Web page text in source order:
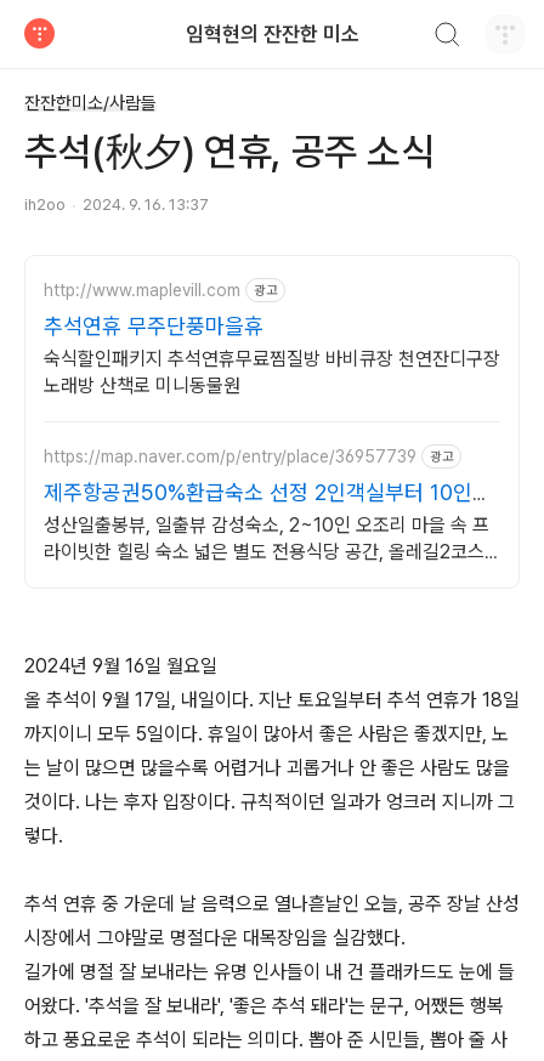
임혁현의 잔잔한 미소
잔잔한미소/사람들
추석(秋夕) 연휴, 공주 소식
ih2oo 2024. 9. 16. 13:37
http://www.maplevill.com 광고
추석연휴 무주단풍마을휴
숙식할인패키지 추석연휴무료찜질방 바비큐장 천연잔디구장
노래방 산책로 미니동물원
https://map.naver.com/p/entry/place/36957739 광고
제주항공권50%환급숙소 선정 2인객실부터 10인객
실 구성
성산일출봉뷰, 일출뷰 감성숙소, 2~10인 오조리 마을 속 프
라이빗한 힐링 숙소 넓은 별도 전용식당 공간, 올레길2코스
2024년 9월 16일 월요일
올 추석이 9월 17일, 내일이다. 지난 토요일부터 추석 연휴가 18일
까지이니 모두 5일이다. 휴일이 많아서 좋은 사람은 좋겠지만, 노
는 날이 많으면 많을수록 어렵거나 괴롭거나 안 좋은 사람도 많을
것이다. 나는 후자 입장이다. 규칙적이던 일과가 엉크러 지니까 그
렇다.
추석 연휴 중 가운데 날 음력으로 열나흗날인 오늘, 공주 장날 산성
시장에서 그야말로 명절다운 대목장임을 실감했다.
길가에 명절 잘 보내라는 유명 인사들이 내 건 플래카드도 눈에 들
어왔다. '추석을 잘 보내라', '좋은 추석 돼라'는 문구, 어쨌든 행복
하고 풍요로운 추석이 되라는 의미다. 뽑아 준 시민들, 뽑아 줄 사